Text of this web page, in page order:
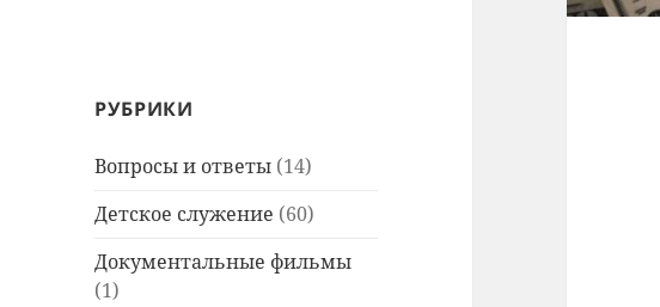
РУБРИКИ
Вопросы и ответы (14)
Детское служение (60)
Документальные фильмы
(1)